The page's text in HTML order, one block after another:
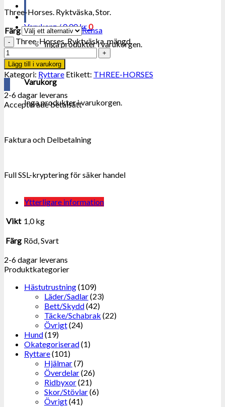
Varukorg /0,00kr0
Inga produkter i varukorgen.
0
Varukorg
Inga produkter i varukorgen.
Three-Horses. Ryktväska, Stor.
Färg
Rensa
Three-Horses. Ryktväska. mängd
Lägg till i varukorg
Kategori: Ryttare Etikett: THREE-HORSES
2-6 dagar leverans
Accepterade betalsätt
Faktura och Delbetalning
Full SSL-kryptering för säker handel
Ytterligare information
Vikt 1,0 kg
Färg Röd, Svart
2-6 dagar leverans
Produktkategorier
Hästutrustning(109)
Läder/Sadlar(23)
Bett/Skydd(42)
Täcke/Schabrak (22)
Övrigt(24)
Hund(19)
Okategoriserad(1)
Ryttare(101)
Hjälmar(7)
Överdelar(26)
Ridbyxor(21)
Skor/Stövlar(6)
Övrigt(41)